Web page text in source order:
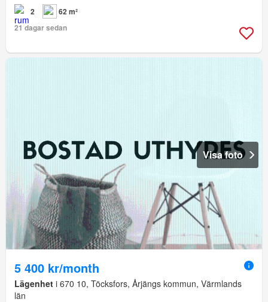
2
62 m²
21 dagar sedan
Visa foto
5 400 kr/month
Lägenhet i 670 10, Töcksfors, Årjängs kommun, Värmlands
län